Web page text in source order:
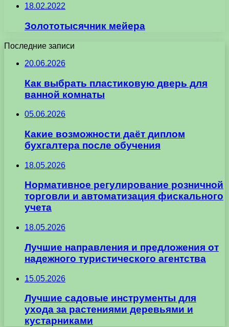
18.02.2022
Золототысячник мейера
Последние записи
20.06.2026
Как выбрать пластиковую дверь для
ванной комнаты
05.06.2026
Какие возможности даёт диплом
бухгалтера после обучения
18.05.2026
Нормативное регулирование розничной
торговли и автоматизация фискального
учета
18.05.2026
Лучшие направления и предложения от
надежного туристического агентства
15.05.2026
Лучшие садовые инструменты для
ухода за растениями деревьями и
кустарниками